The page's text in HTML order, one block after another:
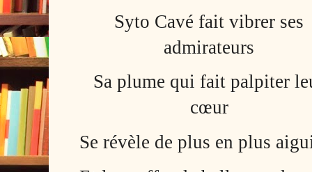
Syto Cavé fait vibrer ses
admirateurs
Sa plume qui fait palpiter
cœur
Se révèle de plus en plus